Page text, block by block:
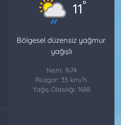
11°
Bölgesel düzensiz yağmur
yağışlı
Nem: %74
Rüzgar: 35 km/h
Yağış Olasılığı: %88